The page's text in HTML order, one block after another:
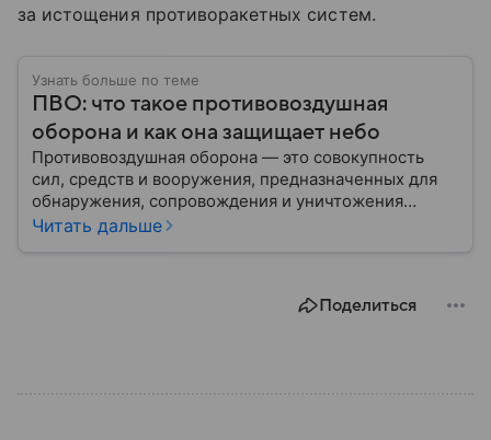
за истощения противоракетных систем.
Узнать больше по теме
ПВО: что такое противовоздушная
оборона и как она защищает небо
Противовоздушная оборона — это совокупность
сил, средств и вооружения, предназначенных для
обнаружения, сопровождения и уничтожения
средств воздушного нападения. Современные
Читать дальше
Поделиться